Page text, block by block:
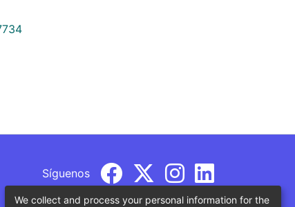
Síguenos
We collect and process your personal information for the